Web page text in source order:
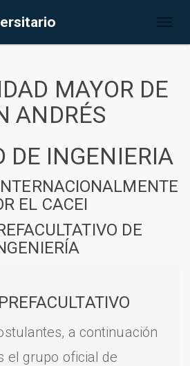
MAYOR DE
ANDRÉS
DE INGENIERIA
EL CACEI
DE
a continuación
el grupo oficial de